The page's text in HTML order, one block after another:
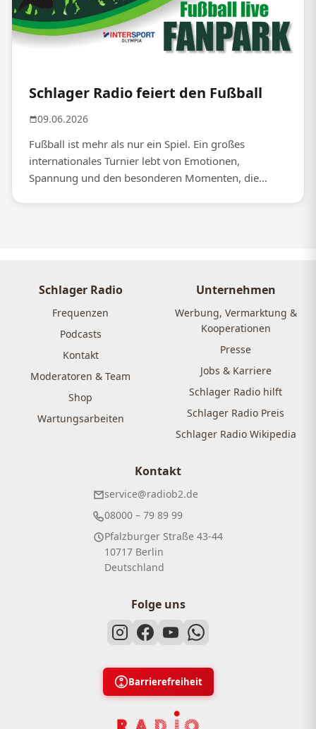
Schlager Radio feiert den Fußball
09.06.2026
Fußball ist mehr als nur ein Spiel. Ein großes
internationales Turnier lebt von Emotionen,
Spannung und den besonderen Momenten, die...
Schlager Radio
Frequenzen
Podcasts
Kontakt
Moderatoren & Team
Shop
Wartungsarbeiten
Unternehmen
Werbung, Vermarktung &
Kooperationen
Presse
Jobs & Karriere
Schlager Radio hilft
Schlager Radio Preis
Schlager Radio Wikipedia
Kontakt
service@radiob2.de
08000 – 79 89 99
Pfalzburger Straße 43-44
10717 Berlin
Deutschland
Folge uns
Barrierefreiheit